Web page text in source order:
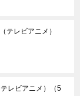
テレビアニメ）
レビアニメ）
（5